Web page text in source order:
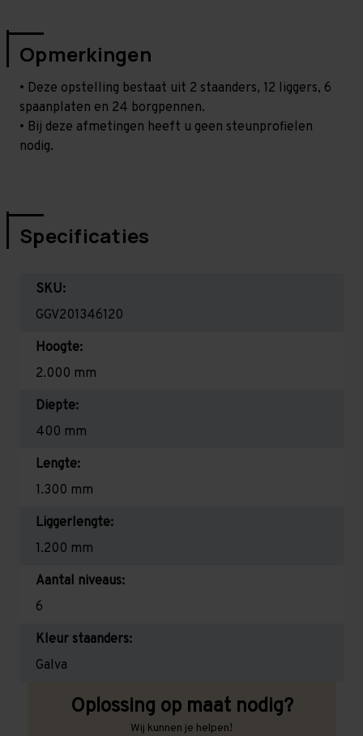
Opmerkingen
• Deze opstelling bestaat uit 2 staanders, 12 liggers, 6
spaanplaten en 24 borgpennen.
• Bij deze afmetingen heeft u geen steunprofielen
nodig.
Specificaties
SKU:
GGV201346120
Hoogte:
2.000 mm
Diepte:
400 mm
Lengte:
1.300 mm
Liggerlengte:
1.200 mm
Aantal niveaus:
6
Kleur staanders:
Galva
Oplossing op maat nodig?
Wij kunnen je helpen!